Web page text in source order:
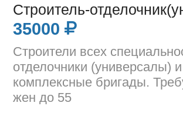
Строитель-
35000
Строители всех
отделочники (универсалы) и
комплексные бригады.
жен до 55